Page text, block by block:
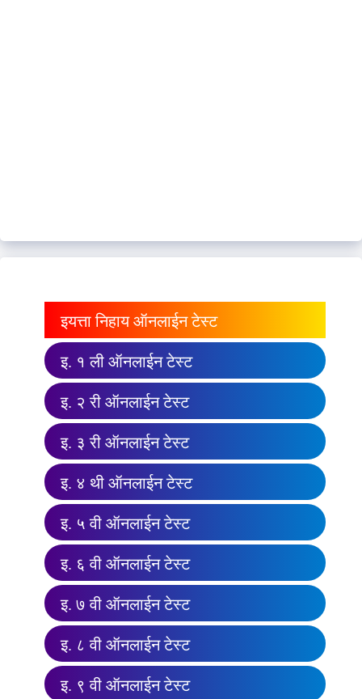
इयत्ता निहाय ऑनलाईन टेस्ट
इ. १ ली ऑनलाईन टेस्ट
इ. २ री ऑनलाईन टेस्ट
इ. ३ री ऑनलाईन टेस्ट
इ. ४ थी ऑनलाईन टेस्ट
इ. ५ वी ऑनलाईन टेस्ट
इ. ६ वी ऑनलाईन टेस्ट
इ. ७ वी ऑनलाईन टेस्ट
इ. ८ वी ऑनलाईन टेस्ट
इ. ९ वी ऑनलाईन टेस्ट